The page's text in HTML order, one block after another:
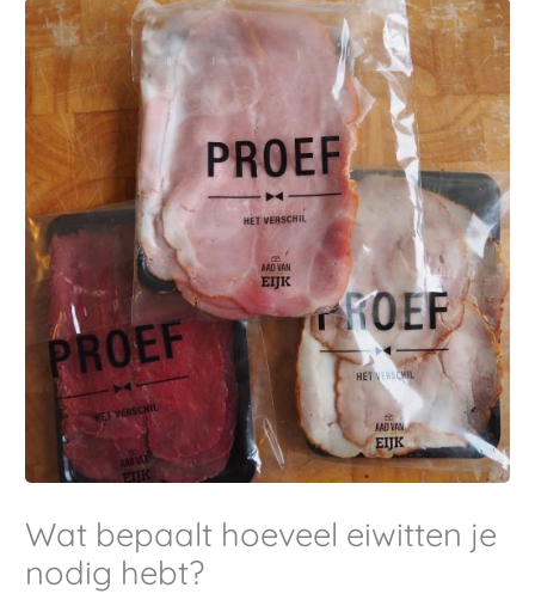
Wat bepaalt hoeveel eiwitten je
nodig hebt?